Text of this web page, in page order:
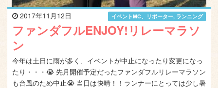
2017年11月12日 イベントMC、リポーター, ランニング
ファンダフルENJOY!リレーマラソ
ン
今年は土日に雨が多く、イベントが中止になったり変更になっ
たり・・・😭 先月開催予定だったファンダフルリレーマラソン
も台風のため中止😭 当日は快晴！！ランナーにとっては少し暑